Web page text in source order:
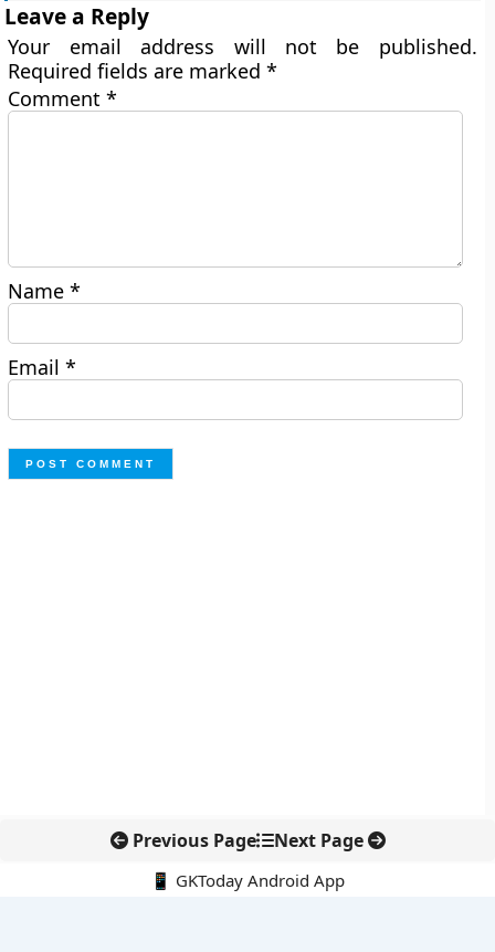
Leave a Reply
Your email address will not be published.
Required fields are marked*
Comment*
Name*
Email*
Previous Page Next Page
📱 GKToday Android App